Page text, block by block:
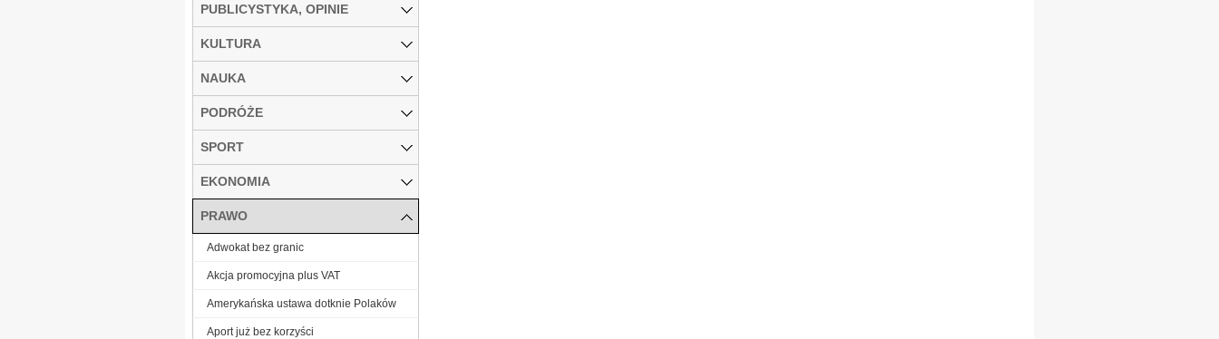
PUBLICYSTYKA, OPINIE
KULTURA
NAUKA
PODRÓŻE
SPORT
EKONOMIA
PRAWO
Adwokat bez granic
Akcja promocyjna plus VAT
Amerykańska ustawa dotknie Polaków
Aport już bez korzyści